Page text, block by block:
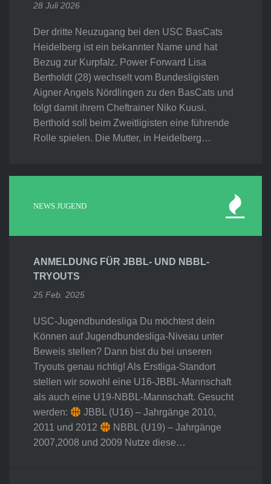
28 Juli 2026
Der dritte Neuzugang bei den USC BasCats
Heidelberg ist ein bekannter Name und hat
Bezug zur Kurpfalz. Power Forward Lisa
Bertholdt (28) wechselt vom Bundesligisten
Aigner Angels Nördlingen zu den BasCats und
folgt damit ihrem Cheftrainer Niko Kuusi.
Berthold soll beim Zweitligisten eine führende
Rolle spielen. Die Mutter, in Heidelberg…
NEWS JUGEND
ANMELDUNG FÜR JBBL- UND NBBL-
TRYOUTS
25 Feb. 2025
USC-Jugendbundesliga Du möchtest dein
Können auf Jugendbundesliga-Niveau unter
Beweis stellen? Dann bist du bei unseren
Tryouts genau richtig! Als Erstliga-Standort
stellen wir sowohl eine U16-JBBL-Mannschaft
als auch eine U19-NBBL-Mannschaft. Gesucht
werden:
JBBL (U16) – Jahrgänge 2010,
2011 und 2012
NBBL (U19) – Jahrgänge
2007,2008 und 2009 Nutze diese…